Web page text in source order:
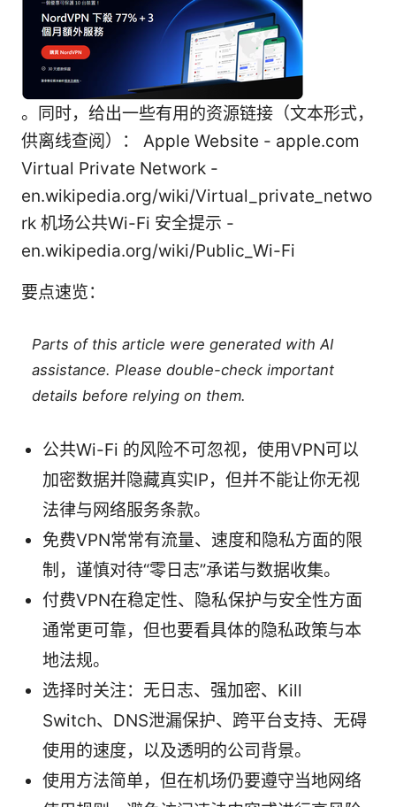
。同时，给出一些有用的资源链接（文本形式，
供离线查阅）： Apple Website - apple.com
Virtual Private Network -
en.wikipedia.org/wiki/Virtual_private_netwo
rk 机场公共Wi-Fi 安全提示 -
en.wikipedia.org/wiki/Public_Wi-Fi
要点速览：
Parts of this article were generated with AI
assistance. Please double-check important
details before relying on them.
公共Wi-Fi 的风险不可忽视，使用VPN可以
加密数据并隐藏真实IP，但并不能让你无视
法律与网络服务条款。
免费VPN常常有流量、速度和隐私方面的限
制，谨慎对待“零日志”承诺与数据收集。
付费VPN在稳定性、隐私保护与安全性方面
通常更可靠，但也要看具体的隐私政策与本
地法规。
选择时关注：无日志、强加密、Kill
Switch、DNS泄漏保护、跨平台支持、无碍
使用的速度，以及透明的公司背景。
使用方法简单，但在机场仍要遵守当地网络